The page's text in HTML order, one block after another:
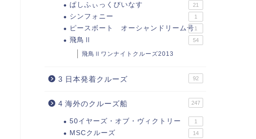
ぱしふぃっくびいなす 21
シンフォニー 1
ピースボート オーシャンドリーム号1
飛鳥Ⅱ 54
飛鳥Ⅱワンナイトクルーズ2013
3 日本発着クルーズ 92
4 海外のクルーズ船 247
50イヤーズ・オブ・ヴィクトリー 1
MSCクルーズ 14